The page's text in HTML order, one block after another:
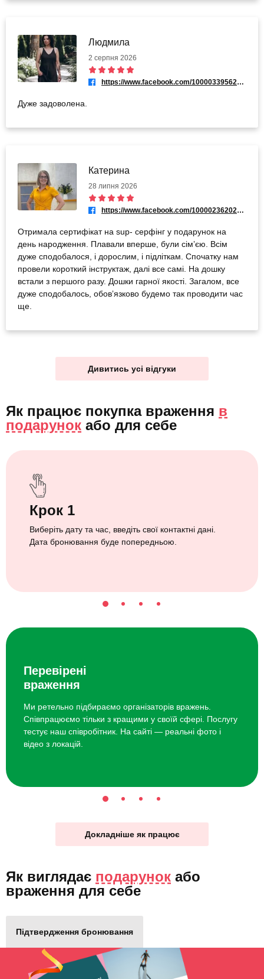
Людмила
2 серпня 2026
https://www.facebook.com/100003395625744
Дуже задоволена.
Катерина
28 липня 2026
https://www.facebook.com/100002362021478
Отримала сертифікат на sup- серфінг у подарунок на
день народження. Плавали вперше, були сімʼєю. Всім
дуже сподобалося, і дорослим, і підліткам. Спочатку нам
провели короткий інструктаж, далі все самі. На дошку
встали з першого разу. Дошки гарної якості. Загалом, все
дуже сподобалось, обовʼязково будемо так проводити час
ще.
Дивитись усі відгуки
Як працює покупка враження в
подарунок або для себе
Крок 1
Виберіть дату та час, введіть свої контактні дані.
Дата бронювання буде попередньою.
Перевірені
враження
Ми ретельно підбираємо організаторів вражень.
Співпрацюємо тільки з кращими у своїй сфері. Послугу
тестує наш співробітник. На сайті — реальні фото і
відео з локацій.
Докладніше як працює
Як виглядає подарунок або
враження для себе
Підтвердження бронювання